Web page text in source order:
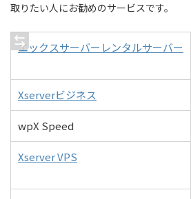
取りたい人にお勧めのサービスです。
エックスサーバーレンタルサーバー
Xserverビジネス
wpX Speed
Xserver VPS